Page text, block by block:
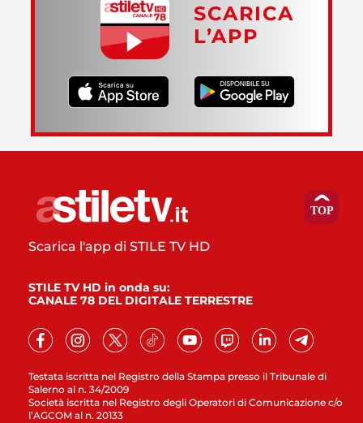
SCARICA
L’APP
Testata iscritta nel Registro della Stampa presso il Tribunale di
Salerno al n. 34/2009
Società iscritta nel Registro degli Operatori di Comunicazione c/o
l’AGCOM al n. 20133
Scarica l'app di STILE TV HD
STILE TV HD in onda su:
CANALE 78 DEL DIGITALE TERRESTRE